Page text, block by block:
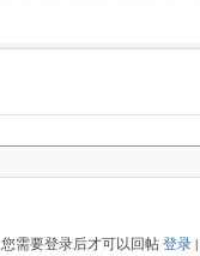
您需要登录后才可以回帖登录|